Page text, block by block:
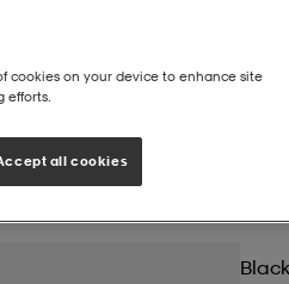
Black
cookies on your device to enhance site
efforts.
all cookies